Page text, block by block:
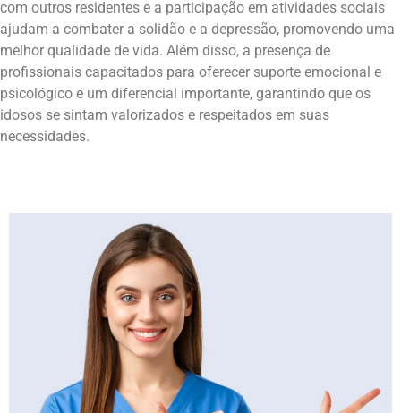
com outros residentes e a participação em atividades sociais
ajudam a combater a solidão e a depressão, promovendo uma
melhor qualidade de vida. Além disso, a presença de
profissionais capacitados para oferecer suporte emocional e
psicológico é um diferencial importante, garantindo que os
idosos se sintam valorizados e respeitados em suas
necessidades.